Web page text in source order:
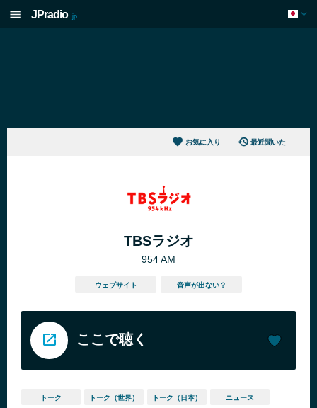
JPradio .jp
お気に入り 最近聞いた
TBSラジオ
954 AM
ウェブサイト 音声が出ない？
ここで聴く
トーク トーク（世界） トーク（日本） ニュース